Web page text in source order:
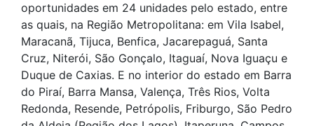
oportunidades em 24 unidades pelo estado, entre
as quais, na Região Metropolitana: em Vila Isabel,
Maracanã, Tijuca, Benfica, Jacarepaguá, Santa
Cruz, Niterói, São Gonçalo, Itaguaí, Nova Iguaçu e
Duque de Caxias. E no interior do estado em Barra
do Piraí, Barra Mansa, Valença, Três Rios, Volta
Redonda, Resende, Petrópolis, Friburgo, São Pedro